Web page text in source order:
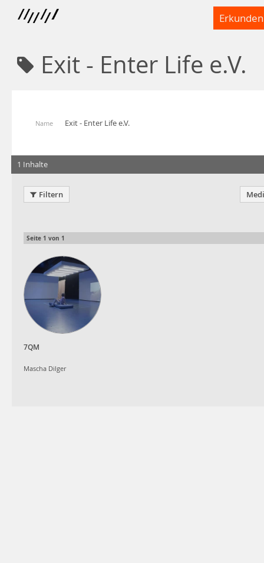
Erkunden
Exit - Enter Life e.V.
Name Exit - Enter Life e.V.
1 Inhalte
Filtern
Seite 1 von 1
7QM
Mascha Dilger